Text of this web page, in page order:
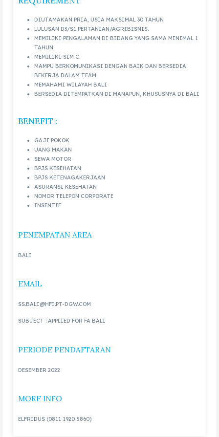
DIUTAMAKAN PRIA, USIA MAKSIMAL 30 TAHUN
LULUSAN D3/S1 PERTANIAN/AGRIBISNIS.
MEMILIKI PENGALAMAN DI BIDANG YANG SAMA MINIMAL 1
TAHUN.
MEMILIKI SIM C.
MAMPU BERKOMUNIKASI DENGAN BAIK DAN BERSEDIA
BEKERJA DALAM TEAM.
MEMAHAMI WILAYAH BALI
BERSEDIA DITEMPATKAN DI MANAPUN, KHUSUSNYA DI BALI
BENEFIT :
GAJI POKOK
UANG MAKAN
SEWA MOTOR
BPJS KESEHATAN
BPJS KETENAGAKERJAAN
ASURANSI KESEHATAN
NOMOR TELEPON CORPORATE
INSENTIF
PENEMPATAN AREA
BALI
EMAIL
SS.BALI@HFI.PT-DGW.COM
SUBJECT : APPLIED FOR FA BALI
PERIODE PENDAFTARAN
DESEMBER 2022
MORE INFO
ELFRIDUS (0811 1920 5860)